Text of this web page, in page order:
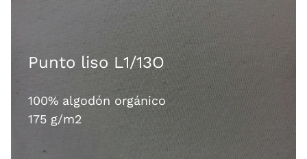
Punto liso L1/13O
100% algodón orgánico
175 g/m2